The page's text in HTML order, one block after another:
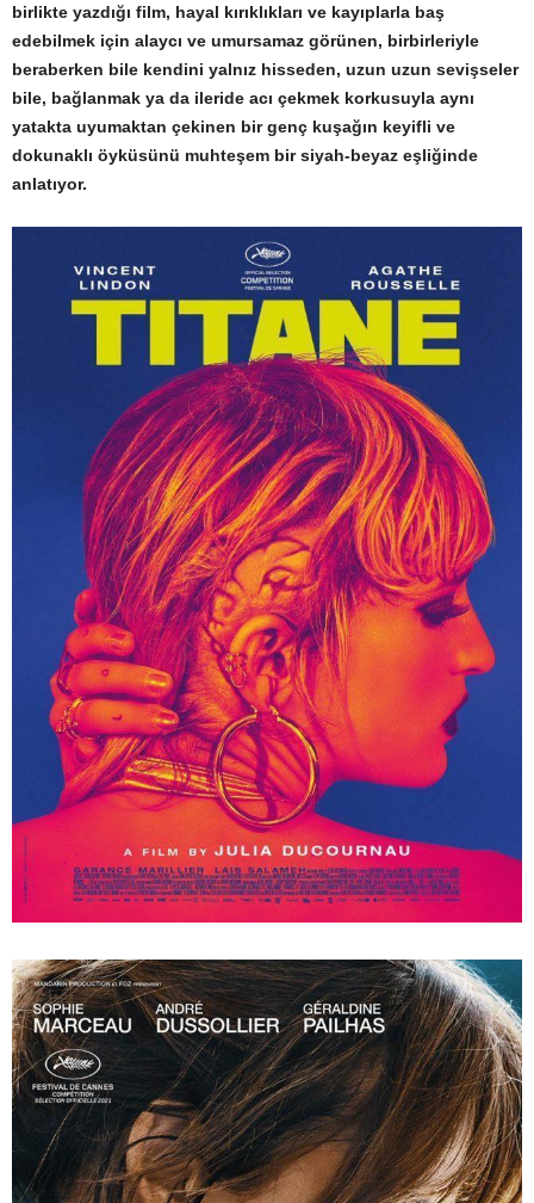
birlikte yazdığı film, hayal kırıklıkları ve kayıplarla baş
edebilmek için alaycı ve umursamaz görünen, birbirleriyle
beraberken bile kendini yalnız hisseden, uzun uzun sevişseler
bile, bağlanmak ya da ileride acı çekmek korkusuyla aynı
yatakta uyumaktan çekinen bir genç kuşağın keyifli ve
dokunaklı öyküsünü muhteşem bir siyah-beyaz eşliğinde
anlatıyor.